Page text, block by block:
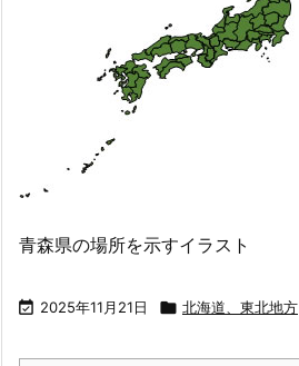
青森県の場所を示すイラスト
 2025年11月21日  北海道、東北地方